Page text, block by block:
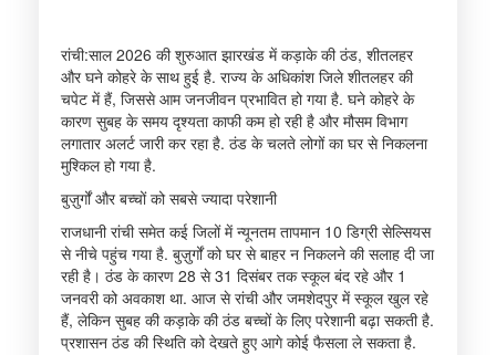
रांची:साल 2026 की शुरुआत झारखंड में कड़ाके की ठंड, शीतलहर
और घने कोहरे के साथ हुई है. राज्य के अधिकांश जिले शीतलहर की
चपेट में हैं, जिससे आम जनजीवन प्रभावित हो गया है. घने कोहरे के
कारण सुबह के समय दृश्यता काफी कम हो रही है और मौसम विभाग
लगातार अलर्ट जारी कर रहा है. ठंड के चलते लोगों का घर से निकलना
मुश्किल हो गया है.
बुज़ुर्गों और बच्चों को सबसे ज्यादा परेशानी
राजधानी रांची समेत कई जिलों में न्यूनतम तापमान 10 डिग्री सेल्सियस
से नीचे पहुंच गया है. बुज़ुर्गों को घर से बाहर न निकलने की सलाह दी जा
रही है। ठंड के कारण 28 से 31 दिसंबर तक स्कूल बंद रहे और 1
जनवरी को अवकाश था. आज से रांची और जमशेदपुर में स्कूल खुल रहे
हैं, लेकिन सुबह की कड़ाके की ठंड बच्चों के लिए परेशानी बढ़ा सकती है.
प्रशासन ठंड की स्थिति को देखते हुए आगे कोई फैसला ले सकता है.